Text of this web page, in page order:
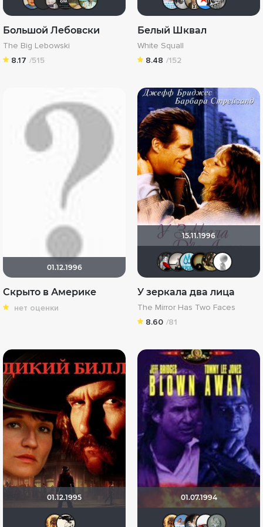
Большой Лебовски
The Big Lebowski
8.17 /515
Белый Шквал
White Squall
8.48 /152
01.12.1996
Скрыто в Америке
нет оценки
15.11.1996
Мышь
У зеркала два лица
The Mirror Has Two Faces
8.60 /81
01.12.1995
Двести ворон
01.07.1994
Leksus81